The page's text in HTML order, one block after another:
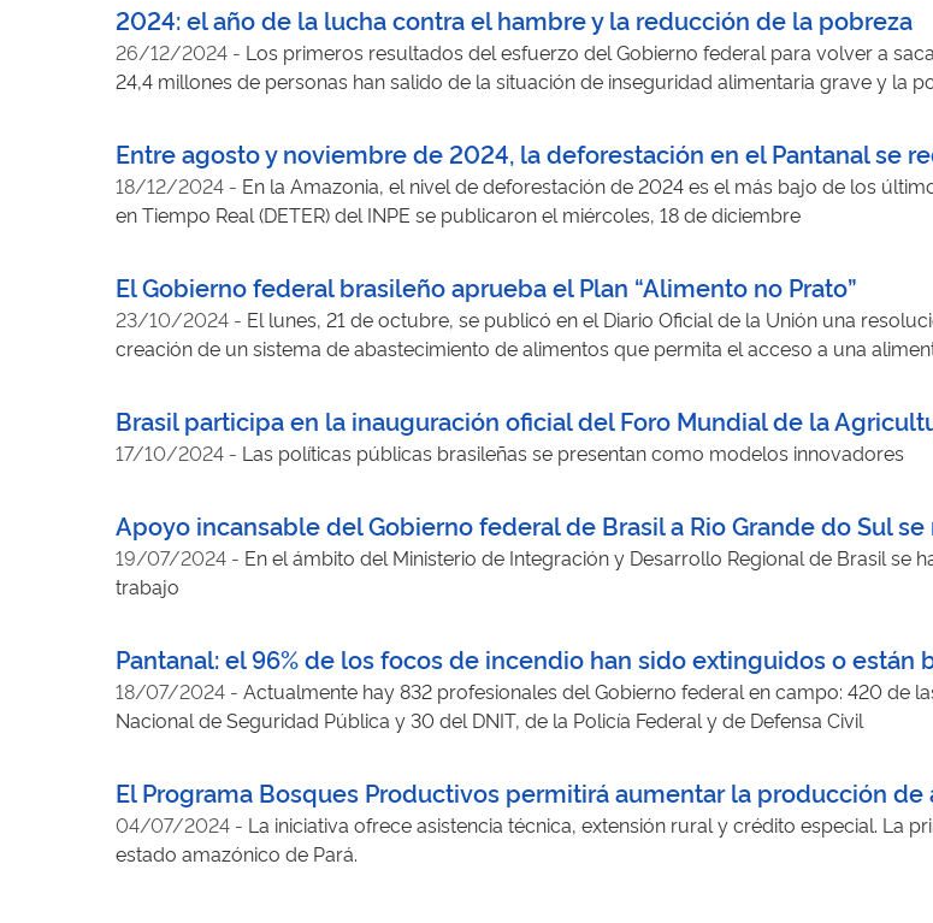
2024: el año de la lucha contra el hambre y la reducción de la pobreza
26/12/2024 - Los primeros resultados del esfuerzo del Gobierno federal para volver a
24,4 millones de personas han salido de la situación de inseguridad alimentaria grave y la
Entre agosto y noviembre de 2024, la deforestación en el Pantanal se
18/12/2024 - En la Amazonia, el nivel de deforestación de 2024 es el más bajo de los
en Tiempo Real (DETER) del INPE se publicaron el miércoles, 18 de diciembre
El Gobierno federal brasileño aprueba el Plan “Alimento no Prato”
23/10/2024 - El lunes, 21 de octubre, se publicó en el Diario Oficial de la Unión una
creación de un sistema de abastecimiento de alimentos que permita el acceso a una
Brasil participa en la inauguración oficial del Foro Mundial de la
17/10/2024 - Las políticas públicas brasileñas se presentan como modelos innovadores
Apoyo incansable del Gobierno federal de Brasil a Rio Grande do Sul
19/07/2024 - En el ámbito del Ministerio de Integración y Desarrollo Regional de Brasil se
trabajo
Pantanal: el 96% de los focos de incendio han sido extinguidos o están
18/07/2024 - Actualmente hay 832 profesionales del Gobierno federal en campo: 420 de
Nacional de Seguridad Pública y 30 del DNIT, de la Policía Federal y de Defensa Civil
El Programa Bosques Productivos permitirá aumentar la producción
04/07/2024 - La iniciativa ofrece asistencia técnica, extensión rural y crédito especial. La
estado amazónico de Pará.